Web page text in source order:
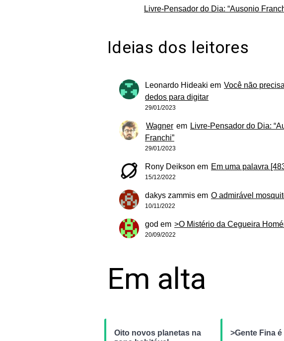
Livre-Pensador do Dia: “Ausonio
Ideias dos leitores
Leonardo Hideaki em Você não
dedos para digitar
29/01/2023
Wagner em Livre-Pensador do Dia:
Franchi”
29/01/2023
Rony Deikson em Em uma palavra
15/12/2022
dakys zammis em O admirável
10/11/2022
god em >O Mistério da Cegueira
20/09/2022
Em alta
Oito novos planetas na
>Gente Fina